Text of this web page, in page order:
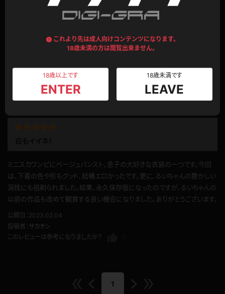
これより先は成人向けコンテンツになります。
18歳未満の方は閲覧出来ません。
18歳以上です
ENTER
18歳未満です
LEAVE
るいちゃんのエステサービスは特別だと聞いたので、るいちゃんのエステの
てますよ。緑色の大人びた雰囲気のるいちゃん。ストッキング脱いでくれたら、
るいちゃんの美しいパンツが。素晴らしい。
公開日：2023.04.02
いんくい
このレビューは参考になりましたか？
ミニスカワンピにベージュパンスト、息子の大好きな衣装の一つです。今回
は、下着の色や形もグッド、結構エロかったです。更に、るいちゃんの艶かしい
演技にも祖剃られました。結果、永久保存版になったのですが、るいちゃんの
以前の作品も改めて観賞する良い機会になりました。ありがとうございます。
公開日：2023.02.04
投稿者： サカチン
このレビューは参考になりましたか？
1